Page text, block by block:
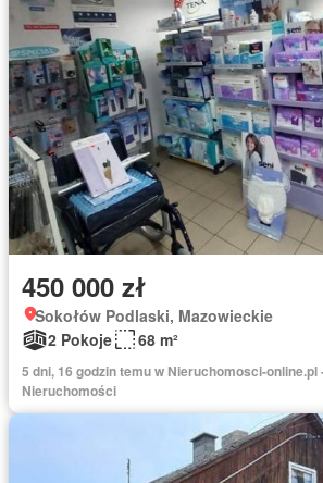
450 000 zł
Sokołów Podlaski, Mazowieckie
2 Pokoje
68 m²
5 dni, 16 godzin temu w Nieruchomosci-online.pl
Nieruchomości